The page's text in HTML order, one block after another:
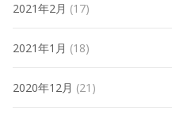
2021年2月 (17)
2021年1月 (18)
2020年12月 (21)